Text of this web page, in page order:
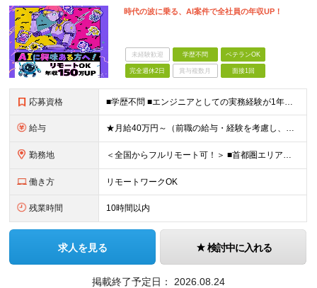
時代の波に乗る、AI案件で全社員の年収UP！
未経験歓迎 学歴不問 ベテランOK
完全週休2日 賞与複数月 面接1回
応募資格 ■学歴不問 ■エンジニアとしての実務経験が1年以上ある方 └開発、インフラ、工程、言語は一切不問です ★「テスト、マニュアル作成、運用保守しか経験がない…」という方でもOK！ ★AI未経験ももちろんO
給与 ★月給40万円～（前職の給与・経験を考慮し、前職以上の年収を保障します！） ※上記には固定残業代（30時間分／5万6000円～）を含みます ┗残業が少ない月（平均8時間程度）でも、30時間分全額を「
勤務地 ＜全国からフルリモート可！＞ ■首都圏エリア（東京・神奈川・千葉・埼玉）・大阪・名古屋・福岡を中心とした全国各地のプロジェクト先に参画いただきます。 ※ご希望をお伺いした上で決定いたします ※転勤なし
働き方 リモートワークOK
残業時間 10時間以内
求人を見る 検討中に入れる
掲載終了予定日： 2026.08.24